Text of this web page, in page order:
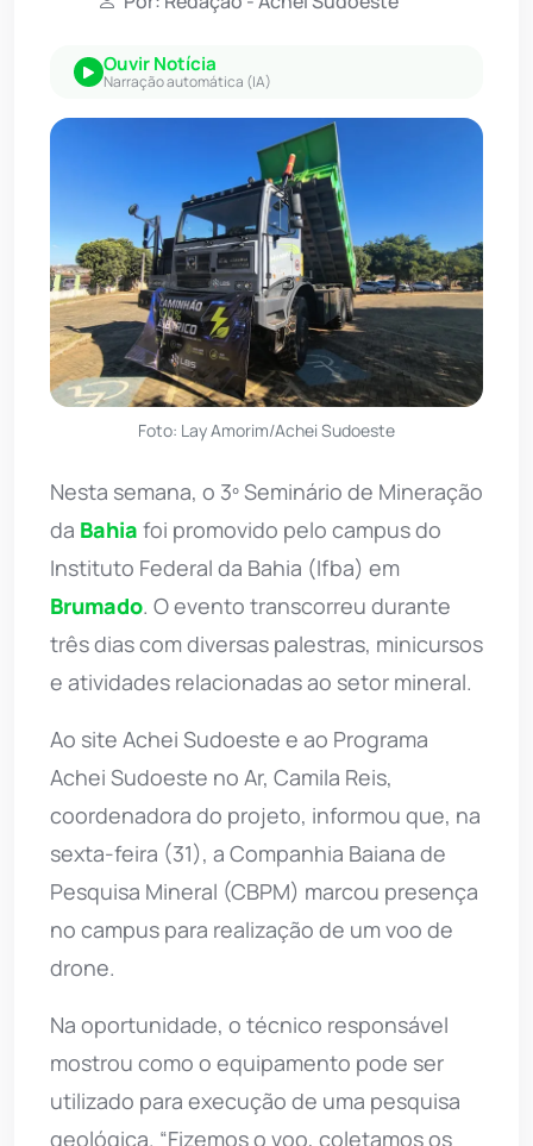
Ouvir Notícia
Narração automática (IA)
Foto: Lay Amorim/Achei Sudoeste
Nesta semana, o 3º Seminário de Mineração
da Bahia foi promovido pelo campus do
Instituto Federal da Bahia (Ifba) em
Brumado. O evento transcorreu durante
três dias com diversas palestras, minicursos
e atividades relacionadas ao setor mineral.
Ao site Achei Sudoeste e ao Programa
Achei Sudoeste no Ar, Camila Reis,
coordenadora do projeto, informou que, na
sexta-feira (31), a Companhia Baiana de
Pesquisa Mineral (CBPM) marcou presença
no campus para realização de um voo de
drone.
Na oportunidade, o técnico responsável
mostrou como o equipamento pode ser
utilizado para execução de uma pesquisa
geológica. “Fizemos o voo, coletamos os